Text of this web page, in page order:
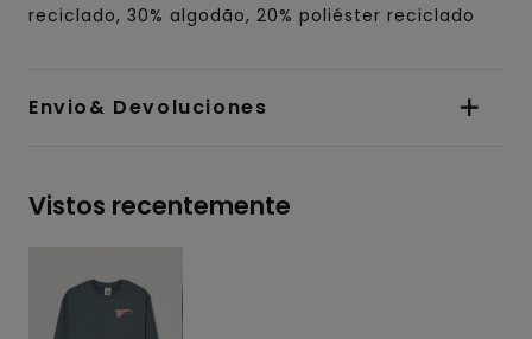
reciclado, 30% algodão, 20% poliéster reciclado
Envio& Devoluciones
Vistos recentemente